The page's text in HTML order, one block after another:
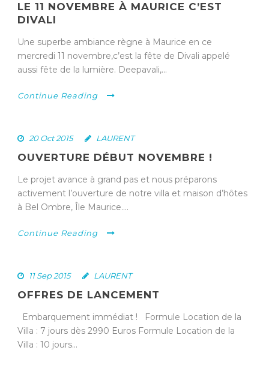
LE 11 NOVEMBRE À MAURICE C’EST
DIVALI
Une superbe ambiance règne à Maurice en ce
mercredi 11 novembre,c’est la fête de Divali appelé
aussi fête de la lumière. Deepavali,...
Continue Reading
20 Oct 2015 LAURENT
OUVERTURE DÉBUT NOVEMBRE !
Le projet avance à grand pas et nous préparons
activement l’ouverture de notre villa et maison d’hôtes
à Bel Ombre, Île Maurice....
Continue Reading
11 Sep 2015 LAURENT
OFFRES DE LANCEMENT
Embarquement immédiat ! Formule Location de la
Villa : 7 jours dès 2990 Euros Formule Location de la
Villa : 10 jours...